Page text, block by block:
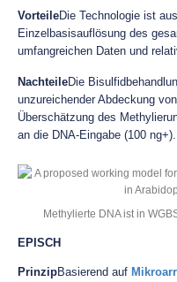
VorteileDie Technologie ist
Einzelbasisauflösung des
umfangreichen Daten und
NachteileDie
unzureichender Abdeckung
Überschätzung des
an die DNA-Eingabe (100 ng+).
Methylierte DNA ist in
EPISCH
PrinzipBasierend auf